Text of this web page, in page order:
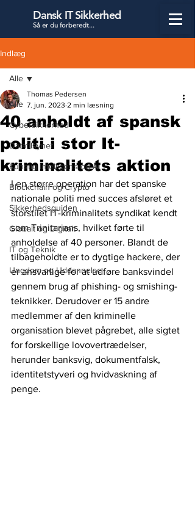
Dansk IT Sikkerhed
Så er du forberedt...
Indlæg
Alle
Cybersikkerhed
Datatilsynet
Kunstig Intelligens og AI
Blockchain og Crypto
Sikkerhedsguiden
Globalt og Digitalt
IT og Teknik
Ungdom og Uddannelse
Alle
40 anholdt af spansk
politi i stor It-
kriminalitets aktion
Thomas Pedersen
7. jun. 2023 2 min læsning
I en større operation har det spanske
nationale politi med succes afsløret et
storstilet IT-kriminalitets syndikat kendt
som Trinitarians, hvilket førte til
anholdelse af 40 personer. Blandt de
tilbageholdte er to dygtige hackere, der
er ansvarlige for at udføre banksvindel
gennem brug af phishing- og smishing-
teknikker. Derudover er 15 andre
medlemmer af den kriminelle
organisation blevet pågrebet, alle sigtet
for forskellige lovovertrædelser,
herunder banksvig, dokumentfalsk,
identitetstyveri og hvidvaskning af
penge.